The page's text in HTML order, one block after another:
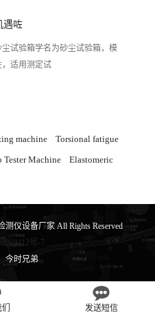
遇咗
试验箱学名为砂尘试验箱，模
适用测定试
machine
Torsional fatigue
Tester Machine
Elastomeric
仪设备厂家 All Rights Reserved
号-7
今时兄弟
发送短信